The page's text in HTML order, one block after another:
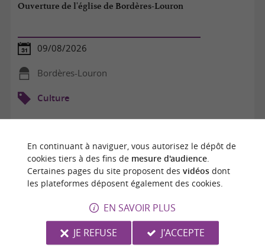
Ouverture de l'église de Bordères-Louron
09/08/2026
Bordères-Louron
Culture
En continuant à naviguer, vous autorisez le dépôt de
cookies tiers à des fins de mesure d'audience.
Certaines pages du site proposent des vidéosdont
les plateformes déposent également des cookies.
EN SAVOIR PLUS
JE REFUSE
J'ACCEPTE